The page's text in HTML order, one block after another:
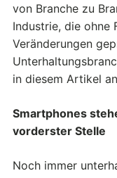
von Branche zu
Industrie, die ohne
Veränderungen
in diesem Artikel
Smartphones
vorderster Stelle
Noch immer